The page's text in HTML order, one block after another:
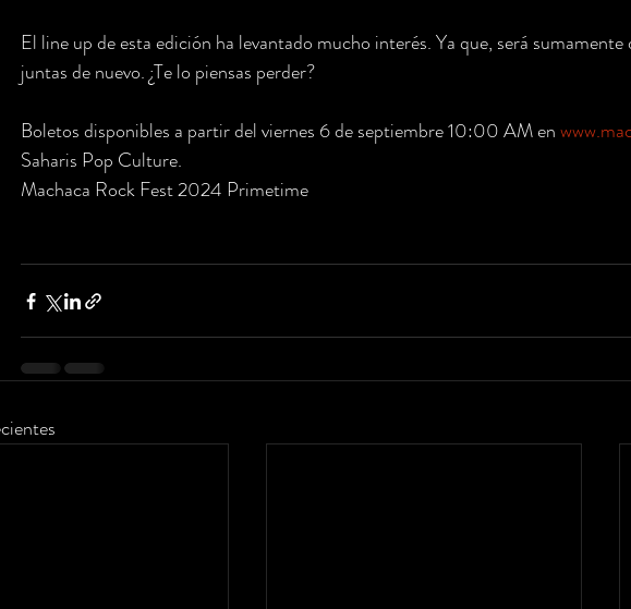
El line up de esta edición ha levantado mucho interés. Ya que, será
juntas de nuevo. ¿Te lo piensas perder?
Boletos disponibles a partir del viernes 6 de septiembre 10:00 AM en
Saharis Pop Culture.
Machaca Rock Fest 2024 Primetime